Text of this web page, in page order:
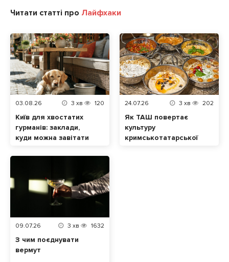
Читати статті про Лайфхаки
03.08.26 3 хв 120
Київ для хвостатих
гурманів: заклади,
куди можна завітати
улюбленцем
24.07.26 3 хв 202
Як ТАШ повертає
культуру
кримськотатарської
09.07.26 3 хв 1632
З чим поєднувати
вермут